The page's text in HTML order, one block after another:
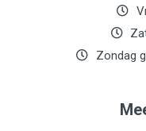
Zondag